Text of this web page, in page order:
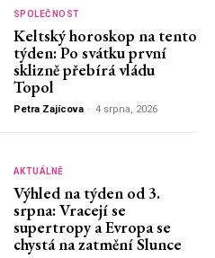
SPOLEČNOST
Keltský horoskop na tento
týden: Po svátku první
sklizně přebírá vládu
Topol
Petra Zajícova - 4 srpna, 2026
AKTUÁLNĚ
Výhled na týden od 3.
srpna: Vracejí se
supertropy a Evropa se
chystá na zatmění Slunce